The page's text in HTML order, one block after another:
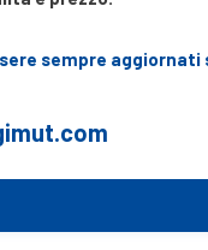
sempre aggiornati